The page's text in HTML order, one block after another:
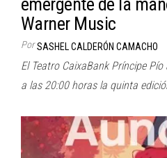
Warner Music
Por SASHEL CALDERÓN CAMACHO
El Teatro CaixaBank Príncipe
a las 20:00 horas la quinta